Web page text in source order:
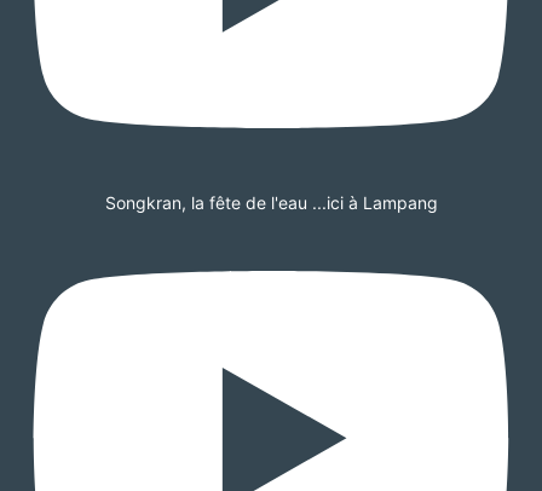
Songkran, la fête de l'eau ...ici à Lampang